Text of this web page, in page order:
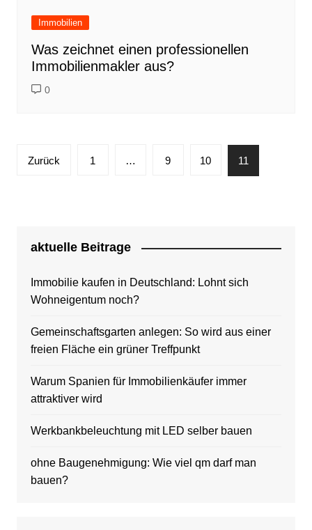
Immobilien
Was zeichnet einen professionellen
Immobilienmakler aus?
0
Seitennummerierung
Zurück 1 … 9 10 11
aktuelle Beitrage
Immobilie kaufen in Deutschland: Lohnt sich
Wohneigentum noch?
Gemeinschaftsgarten anlegen: So wird aus einer
freien Fläche ein grüner Treffpunkt
Warum Spanien für Immobilienkäufer immer
attraktiver wird
Werkbankbeleuchtung mit LED selber bauen
ohne Baugenehmigung: Wie viel qm darf man
bauen?